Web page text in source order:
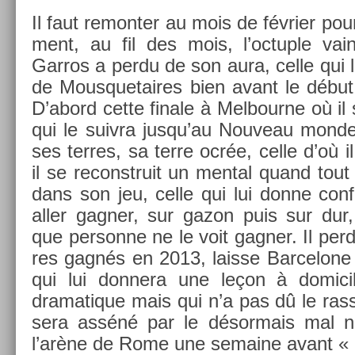
Il faut re­mont­er au mois de février
ment, au fil des mois, l’oc­tu­ple
Garros a perdu de son aura, celle qui
de Mous­quetaires bien avant le
D’abord cette fin­ale à Mel­bour­ne où
qui le suiv­ra jusqu’au Nouveau
ses ter­res, sa terre ocrée, celle d’où
il se re­construit un ment­al quand tout
dans son jeu, celle qui lui donne
aller gagn­er, sur gazon puis sur
que per­son­ne ne le voit gagn­er. Il
res gagnés en 2013, lais­se
qui lui don­nera une leçon à
dramatique mais qui n’a pas dû le
sera asséné par le désor­mais mal
l’arène de Rome une semaine avant